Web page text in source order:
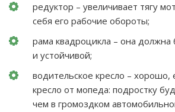
редуктор – увеличивает тягу
себя его рабочие обороты;
рама квадроцикла – она должна
и устойчивой;
водительское кресло – хорошо,
кресло от мопеда: подростку
чем в громоздком